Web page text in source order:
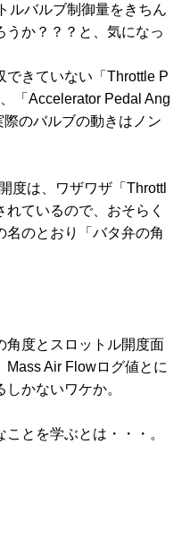
ルバルブ制御量をきちん
うか？？？と、気になっ
できていない「Throttle P
「Accelerator Pedal Ang
のバルブの動きはノン
度は、ワザワザ「Throttl
ているので、おそらく
名のとおり「バタ弁の角
角度とスロットル開度面
Air Flowログ値とに
かないワケか。
とを学ぶとは・・・。